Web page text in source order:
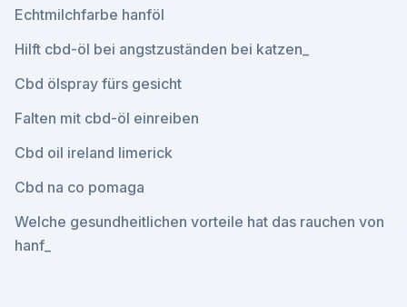
Echtmilchfarbe hanföl
Hilft cbd-öl bei angstzuständen bei katzen_
Cbd ölspray fürs gesicht
Falten mit cbd-öl einreiben
Cbd oil ireland limerick
Cbd na co pomaga
Welche gesundheitlichen vorteile hat das rauchen von
hanf_